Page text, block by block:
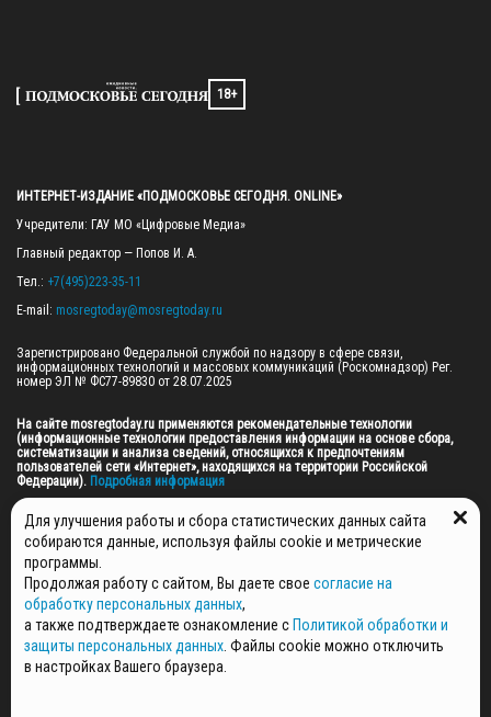
18+
ИНТЕРНЕТ-ИЗДАНИЕ «ПОДМОСКОВЬЕ СЕГОДНЯ. ONLINE»
Учредители: ГАУ МО «Цифровые Медиа»
Главный редактор — Попов И. А.
Тел.: +7(495)223-35-11
E-mail: mosregtoday@mosregtoday.ru
Зарегистрировано Федеральной службой по надзору в сфере связи,
информационных технологий и массовых коммуникаций (Роскомнадзор) Рег.
номер ЭЛ № ФС77-89830 от 28.07.2025
На сайте mosregtoday.ru применяются рекомендательные технологии
(информационные технологии предоставления информации на основе сбора,
систематизации и анализа сведений, относящихся к предпочтениям
пользователей сети «Интернет», находящихся на территории Российской
Федерации). Подробная информация
© 2026 ПРАВА НА ВСЕ МАТЕРИАЛЫ САЙТА ПРИНАДЛЕЖАТ ГАУ МО "ЦИФРОВЫЕ
МЕДИА" (ОГРН: 1255000059467).
ПОЛИТИКА ОБРАБОТКИ И ЗАЩИТЫ ПЕРСОНАЛЬНЫХ ДАННЫХ
НОВОСТИ
ГАЗЕТЫ
РЕКЛАМОДАТЕЛЯМ
Для улучшения работы и сбора статистических данных сайта
собираются данные, используя файлы cookie и метрические
программы.
Продолжая работу с сайтом, Вы даете свое согласие на
обработку персональных данных,
а также подтверждаете ознакомление с Политикой обработки и
защиты персональных данных . Файлы cookie можно отключить
в настройках Вашего браузера.